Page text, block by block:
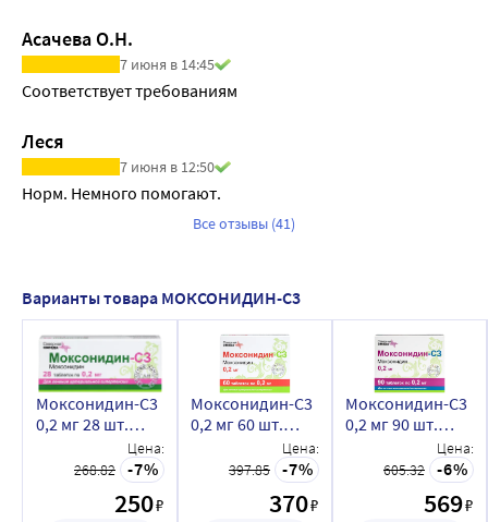
Асачева О.Н.
7 июня в 14:45
Соответствует требованиям
Леся
7 июня в 12:50
Норм. Немного помогают.
Все отзывы (41)
Варианты товара МОКСОНИДИН-С3
Моксонидин-C3
0,2 мг 28 шт.
покрытые
оболочкой
Цена:
268.82
7
250₽
Моксонидин-C3
0,2 мг 60 шт.
покрытые
оболочкой
Цена:
397.85
7
370₽
Моксонидин-C3
0,2 мг 90 шт.
покрытые
оболочкой
Цена:
605.32
6
569₽